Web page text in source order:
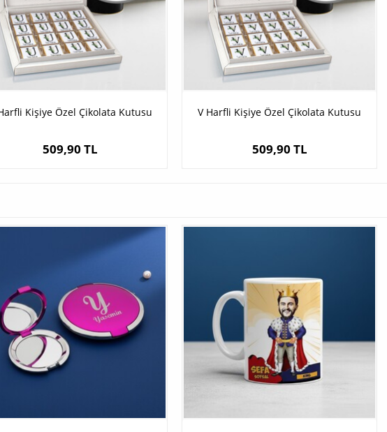
Kişiye Özel Çikolata Kutusu
509,90 TL
V Harfli Kişiye Özel Çikolata Kutusu
509,90 TL